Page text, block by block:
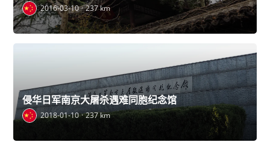
2016-03-10 237 km
侵华日军南京大屠杀遇难同胞纪念馆
2018-01-10 237 km